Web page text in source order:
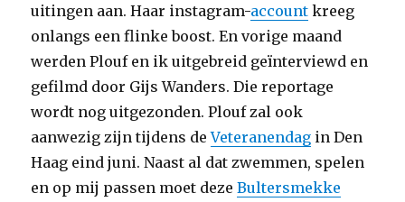
uitingen aan. Haar instagram-account kreeg
onlangs een flinke boost. En vorige maand
werden Plouf en ik uitgebreid geïnterviewd en
gefilmd door Gijs Wanders. Die reportage
wordt nog uitgezonden. Plouf zal ook
aanwezig zijn tijdens deVeteranendag in Den
Haag eind juni. Naast al dat zwemmen, spelen
en op mij passen moet dezeBultersmekke